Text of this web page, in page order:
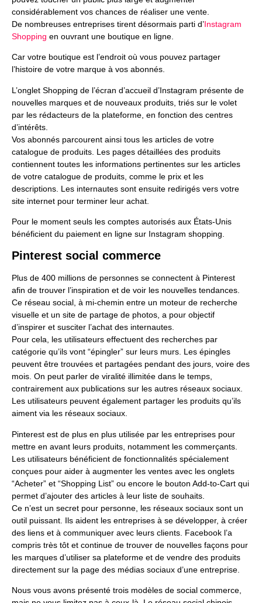
considérablement vos chances de réaliser une vente.
De nombreuses entreprises tirent désormais parti d’Instagram
Shopping en ouvrant une boutique en ligne.
Car votre boutique est l’endroit où vous pouvez partager
l’histoire de votre marque à vos abonnés.
L’onglet Shopping de l’écran d’accueil d’Instagram présente de
nouvelles marques et de nouveaux produits, triés sur le volet
par les rédacteurs de la plateforme, en fonction des centres
d’intérêts.
Vos abonnés parcourent ainsi tous les articles de votre
catalogue de produits. Les pages détaillées des produits
contiennent toutes les informations pertinentes sur les articles
de votre catalogue de produits, comme le prix et les
descriptions. Les internautes sont ensuite redirigés vers votre
site internet pour terminer leur achat.
Pour le moment seuls les comptes autorisés aux États-Unis
bénéficient du paiement en ligne sur Instagram shopping.
Pinterest social commerce
Plus de 400 millions de personnes se connectent à Pinterest
afin de trouver l’inspiration et de voir les nouvelles tendances.
Ce réseau social, à mi-chemin entre un moteur de recherche
visuelle et un site de partage de photos, a pour objectif
d’inspirer et susciter l’achat des internautes.
Pour cela, les utilisateurs effectuent des recherches par
catégorie qu’ils vont “épingler” sur leurs murs. Les épingles
peuvent être trouvées et partagées pendant des jours, voire des
mois. On peut parler de viralité illimitée dans le temps,
contrairement aux publications sur les autres réseaux sociaux.
Les utilisateurs peuvent également partager les produits qu’ils
aiment via les réseaux sociaux.
Pinterest est de plus en plus utilisée par les entreprises pour
mettre en avant leurs produits, notamment les commerçants.
Les utilisateurs bénéficient de fonctionnalités spécialement
conçues pour aider à augmenter les ventes avec les onglets
“Acheter” et “Shopping List” ou encore le bouton Add-to-Cart qui
permet d’ajouter des articles à leur liste de souhaits.
Ce n’est un secret pour personne, les réseaux sociaux sont un
outil puissant. Ils aident les entreprises à se développer, à créer
des liens et à communiquer avec leurs clients. Facebook l’a
compris très tôt et continue de trouver de nouvelles façons pour
les marques d’utiliser sa plateforme et de vendre des produits
directement sur la page des médias sociaux d’une entreprise.
Nous vous avons présenté trois modèles de social commerce,